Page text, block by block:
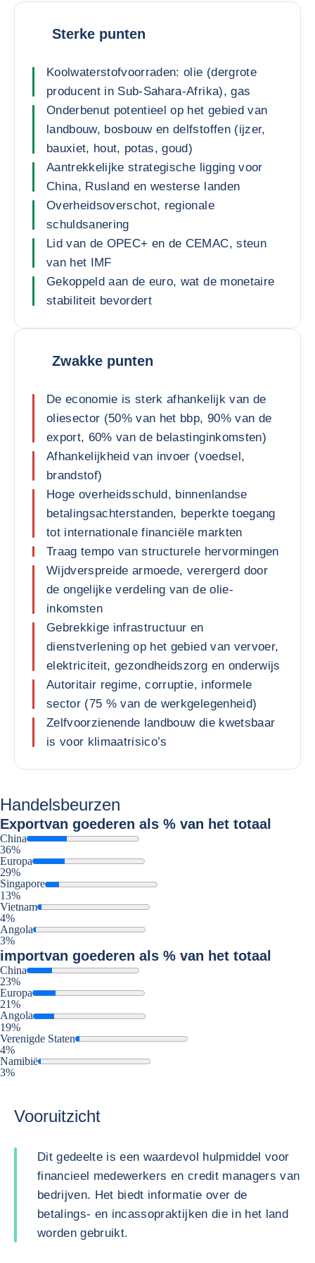
Sterke punten
Koolwaterstofvoorraden: olie (dergrote
producent in Sub-Sahara-Afrika), gas
Onderbenut potentieel op het gebied van
landbouw, bosbouw en delfstoffen (ijzer,
bauxiet, hout, potas, goud)
Aantrekkelijke strategische ligging voor
China, Rusland en westerse landen
Overheidsoverschot, regionale
schuldsanering
Lid van de OPEC+ en de CEMAC, steun
van het IMF
Gekoppeld aan de euro, wat de monetaire
stabiliteit bevordert
Zwakke punten
De economie is sterk afhankelijk van de
oliesector (50% van het bbp, 90% van de
export, 60% van de belastinginkomsten)
Afhankelijkheid van invoer (voedsel,
brandstof)
Hoge overheidsschuld, binnenlandse
betalingsachterstanden, beperkte toegang
tot internationale financiële markten
Traag tempo van structurele hervormingen
Wijdverspreide armoede, verergerd door
de ongelijke verdeling van de olie-
inkomsten
Gebrekkige infrastructuur en
dienstverlening op het gebied van vervoer,
elektriciteit, gezondheidszorg en onderwijs
Autoritair regime, corruptie, informele
sector (75 % van de werkgelegenheid)
Zelfvoorzienende landbouw die kwetsbaar
is voor klimaatrisico’s
Handelsbeurzen
Exportvan goederen als % van het totaal
China
36%
Europa
29%
Singapore
13%
Vietnam
4%
Angola
3%
importvan goederen als % van het totaal
China
23%
Europa
21%
Angola
19%
Verenigde Staten
4%
Namibië
3%
Vooruitzicht
Dit gedeelte is een waardevol hulpmiddel voor
financieel medewerkers en credit managers van
bedrijven. Het biedt informatie over de
betalings- en incassopraktijken die in het land
worden gebruikt.